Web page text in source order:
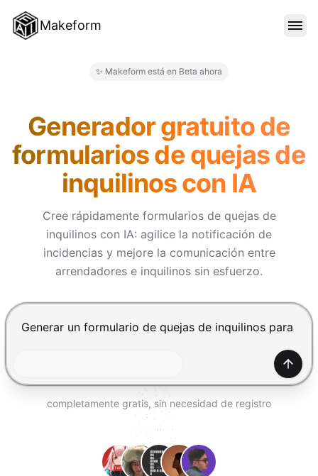
Makeform
BLOG
PRECIOS
INICIAR SESIÓN
PROBAR GRATIS
✨ Makeform está en Beta ahora
Generador gratuito de
formularios de quejas de
inquilinos con IA
Cree rápidamente formularios de quejas de
inquilinos con IA: agilice la notificación de
incidencias y mejore la comunicación entre
arrendadores e inquilinos sin esfuerzo.
Presiona Enter para enviar, Shift+Enter para añadir
completamente gratis, sin necesidad de registro